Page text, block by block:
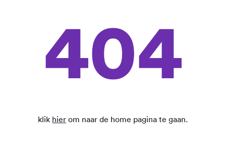
404
klik hier om naar de home pagina te gaan.